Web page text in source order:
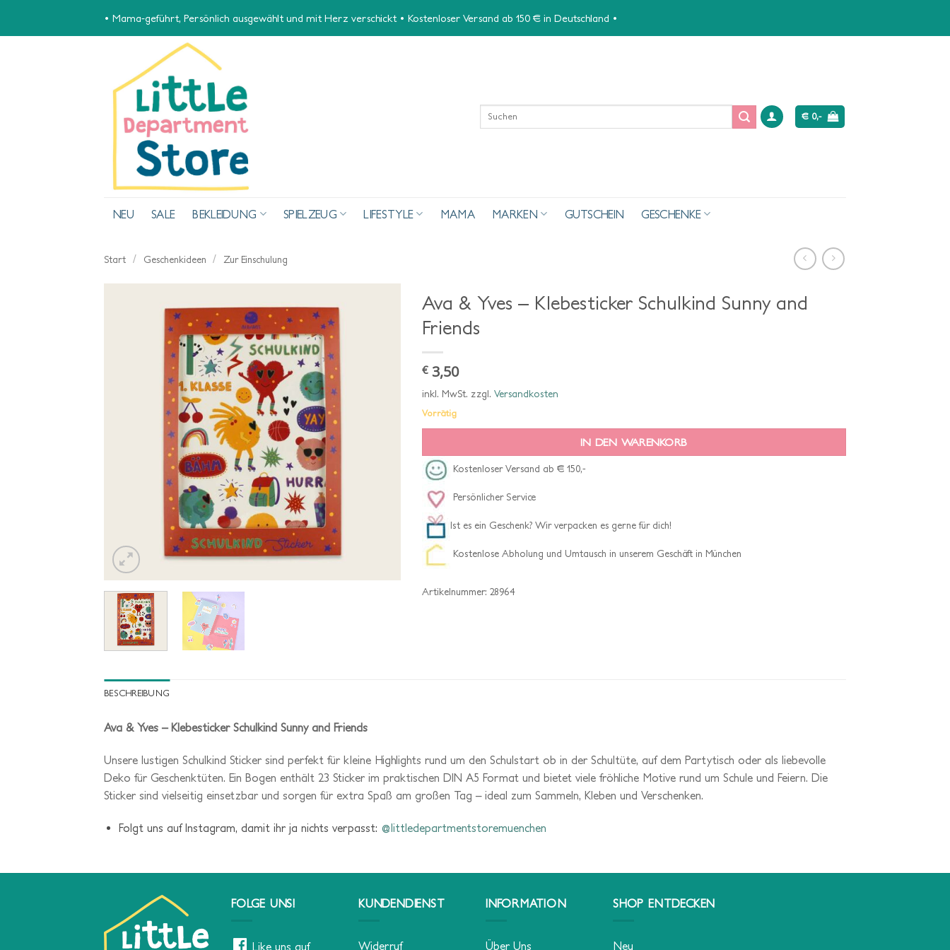
• Mama-geführt, Persönlich ausgewählt und mit Herz verschickt • Kostenloser Versand ab 150 € in Deutschland •
Suchen
nach:
€ 0,-
NEU SALE BEKLEIDUNG SPIELZEUG LIFESTYLE MAMA MARKEN GUTSCHEIN GESCHENKE
Start / Geschenkideen / Zur Einschulung
Ava & Yves – Klebesticker Schulkind Sunny and
Friends
€ 3,50
inkl. MwSt. zzgl. Versandkosten
Vorrätig
IN DEN WARENKORB
Kostenloser Versand ab € 150,-
Persönlicher Service
Ist es ein Geschenk? Wir verpacken es gerne für dich!
Kostenlose Abholung und Umtausch in unserem Geschäft in München
Artikelnummer: 28964
BESCHREIBUNG
Ava & Yves – Klebesticker Schulkind Sunny and Friends
Unsere lustigen Schulkind Sticker sind perfekt für kleine Highlights rund um den Schulstart ob in der Schultüte, auf dem Partytisch oder als liebevolle
Deko für Geschenktüten. Ein Bogen enthält 23 Sticker im praktischen DIN A5 Format und bietet viele fröhliche Motive rund um Schule und Feiern. Die
Sticker sind vielseitig einsetzbar und sorgen für extra Spaß am großen Tag – ideal zum Sammeln, Kleben und Verschenken.
Folgt uns auf Instagram, damit ihr ja nichts verpasst: @littledepartmentstoremuenchen
FOLGE UNS!
Like uns auf
KUNDENDIENST
Widerruf
INFORMATION
Über Uns
SHOP ENTDECKEN
Neu